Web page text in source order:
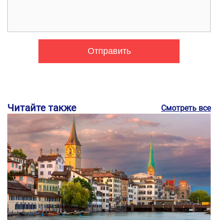
Читайте также Смотреть все